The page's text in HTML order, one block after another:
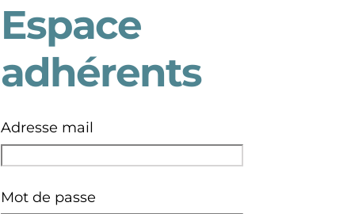
Espace
adhérents
Adresse mail
Mot de passe